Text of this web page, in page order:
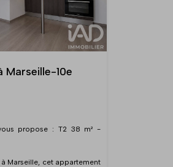
Marseille-10e
propose : T2 38 m² -
Marseille, cet appartement